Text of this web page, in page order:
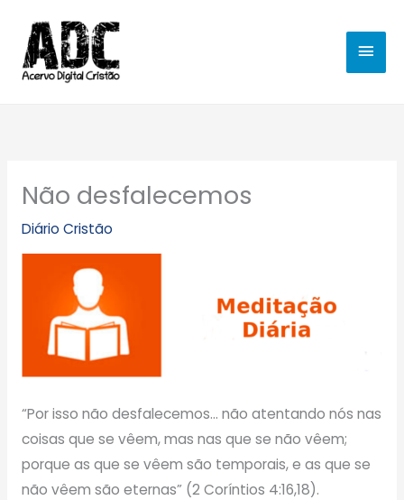
para
conteúdo
Não desfalecemos
Diário Cristão
“Por isso não desfalecemos… não atentando nós nas
coisas que se vêem, mas nas que se não vêem;
porque as que se vêem são temporais, e as que se
não vêem são eternas” (2 Coríntios 4:16,18).